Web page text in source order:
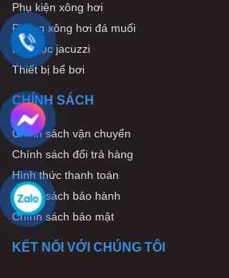
Phụ kiện xông hơi
Phòng xông hơi đá muối
Bồn sục jacuzzi
Thiết bị bể bơi
CHÍNH SÁCH
Chính sách vận chuyển
Chính sách đổi trả hàng
Hình thức thanh toán
Chính sách bảo hành
Chính sách bảo mật
KẾT NỐI VỚI CHÚNG TÔI